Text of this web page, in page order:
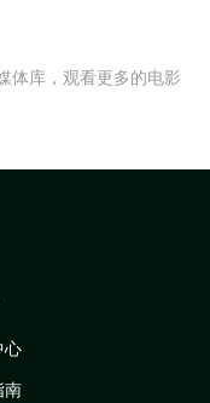
体库，观看更多的电影
心
南